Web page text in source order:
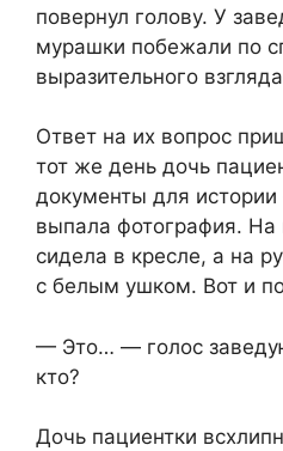
повернул голову. У
мурашки побежали по
выразительного
Ответ на их вопрос
тот же день дочь
документы для истории
выпала фотография. На
сидела в кресле, а на
с белым ушком. Вот и
— Это… — голос
кто?
Дочь пациентки